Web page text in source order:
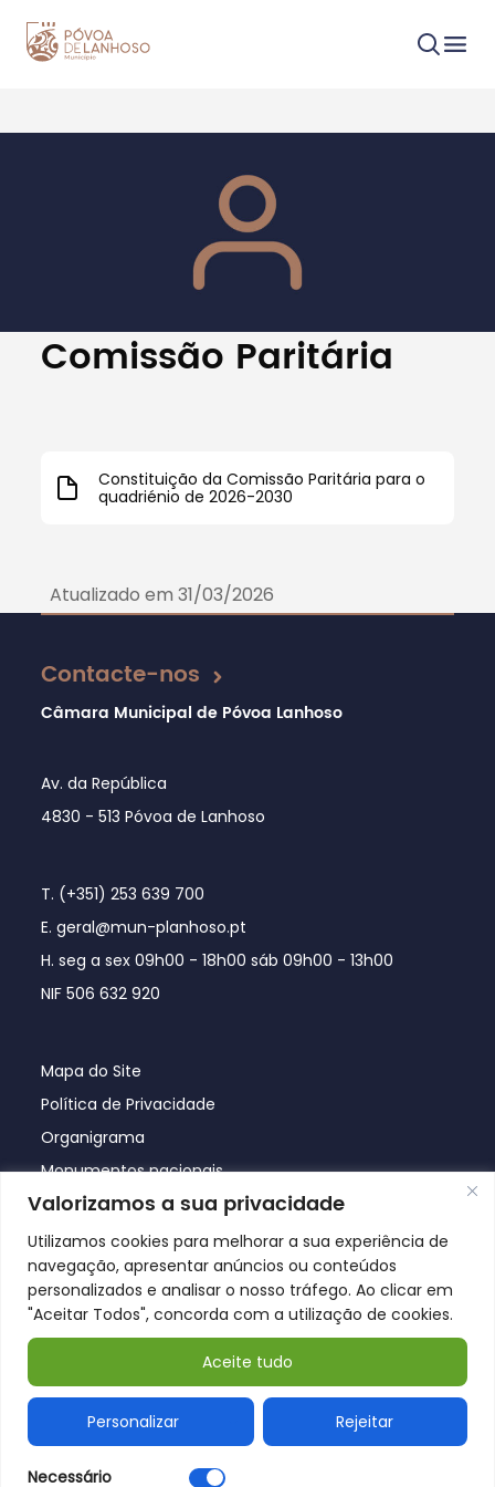
Valorizamos a sua privacidade
Utilizamos cookies para melhorar a sua experiência de
navegação, apresentar anúncios ou conteúdos
personalizados e analisar o nosso tráfego. Ao clicar em
"Aceitar Todos", concorda com a utilização de cookies.
Personalizar Rejeitar
Aceite tudo
Necessário
Tipo de conteúdo
Filtros
Comissão Paritária
Constituição da Comissão Paritária para o
quadriénio de 2026-2030
Atualizado em 31/03/2026
Contacte-nos
Câmara Municipal de Póvoa Lanhoso
Av. da República
4830 - 513 Póvoa de Lanhoso
T. (+351) 253 639 700
E. geral@mun-planhoso.pt
H. seg a sex 09h00 - 18h00 sáb 09h00 - 13h00
NIF 506 632 920
Mapa do Site
Política de Privacidade
Organigrama
Monumentos nacionais
© Póvoa de Lanhoso 2026